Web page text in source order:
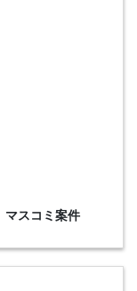
マスコミ案件